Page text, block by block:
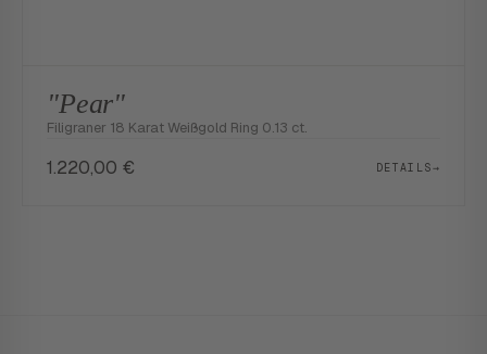
"Pear"
Filigraner 18 Karat Weißgold Ring 0.13 ct.
1.220,00 € DETAILS→